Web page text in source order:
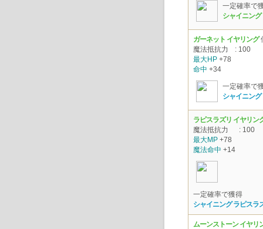
一定確率で
シャイニン
ガーネット イヤリング
魔法抵抗力
: 100
最大HP +78
命中 +34
一定確率で
シャイニン
ラピスラズリ イヤリン
魔法抵抗力
: 100
最大MP +78
魔法命中 +14
一定確率で獲得
シャイニング ラピスラ
ムーンストーン イヤリ